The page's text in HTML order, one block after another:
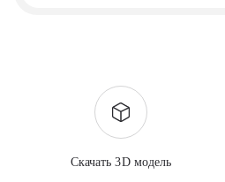
Скачать 3D модель